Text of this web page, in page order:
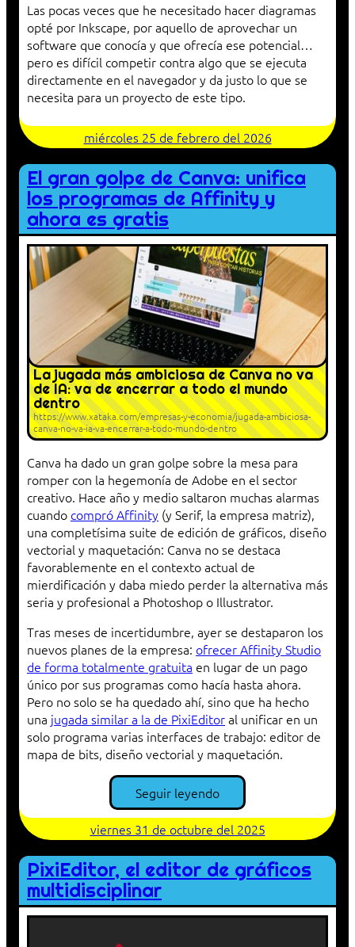
Las pocas veces que he necesitado hacer diagramas
opté por Inkscape, por aquello de aprovechar un
software que conocía y que ofrecía ese potencial…
pero es difícil competir contra algo que se ejecuta
directamente en el navegador y da justo lo que se
necesita para un proyecto de este tipo.
miércoles 25 de febrero del 2026
El gran golpe de Canva: unifica
los programas de Affinity y
ahora es gratis
La jugada más ambiciosa de Canva no va
de IA: va de encerrar a todo el mundo
dentro
https://www.xataka.com/empresas-y-economia/jugada-ambiciosa-
canva-no-va-ia-va-encerrar-a-todo-mundo-dentro
Canva ha dado un gran golpe sobre la mesa para
romper con la hegemonía de Adobe en el sector
creativo. Hace año y medio saltaron muchas alarmas
cuando compró Affinity (y Serif, la empresa matriz),
una completísima suite de edición de gráficos, diseño
vectorial y maquetación: Canva no se destaca
favorablemente en el contexto actual de
mierdificación y daba miedo perder la alternativa más
seria y profesional a Photoshop o Illustrator.
Tras meses de incertidumbre, ayer se destaparon los
nuevos planes de la empresa: ofrecer Affinity Studio
de forma totalmente gratuita en lugar de un pago
único por sus programas como hacía hasta ahora.
Pero no solo se ha quedado ahí, sino que ha hecho
una jugada similar a la de PixiEditoral unificar en un
solo programa varias interfaces de trabajo: editor de
mapa de bits, diseño vectorial y maquetación.
Seguir leyendo
viernes 31 de octubre del 2025
PixiEditor, el editor de gráficos
multidisciplinar